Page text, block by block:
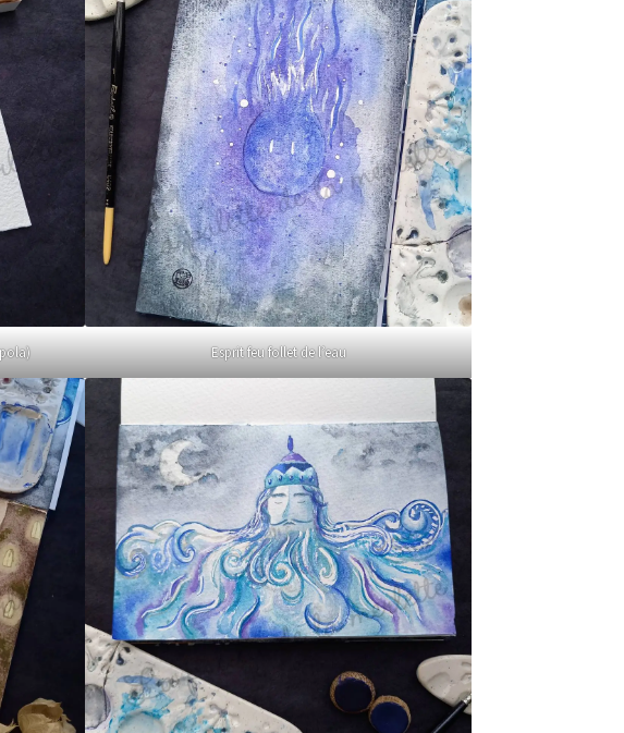
Esprit feu follet de l’eau